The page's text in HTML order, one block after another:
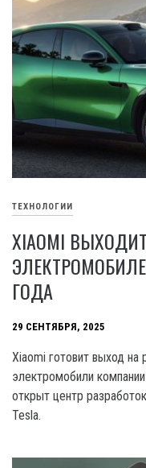
ТЕХНОЛОГИИ
XIAOMI
ГОДА
29 СЕНТЯБРЯ, 2025
Xiaomi готовит выход
электромобили
открыт центр
Tesla.